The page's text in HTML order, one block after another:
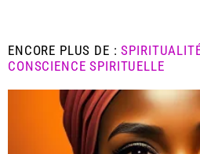
ENCORE PLUS DE :
CONSCIENCE SPIRITUELLE